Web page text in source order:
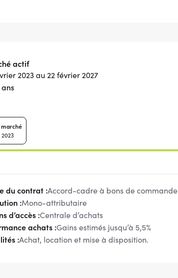
actif
2023 au 22 février 2027
du contrat :Accord-cadre à bons de commande
:Mono-attributaire
d’accès :Centrale d’achats
achats :Gains estimés jusqu’à 5,5%
:Achat, location et mise à disposition.